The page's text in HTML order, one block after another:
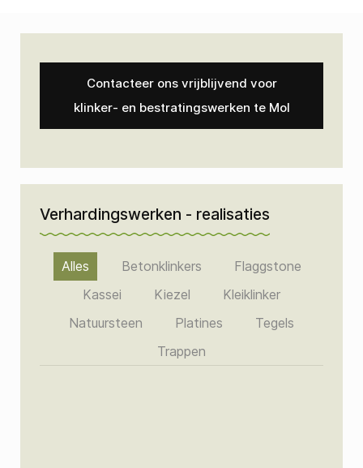
Contacteer ons vrijblijvend voor
klinker- en bestratingswerken te Mol
Verhardingswerken - realisaties
Alles Betonklinkers
Flaggstone
Kassei
Kiezel
Kleiklinker
Natuursteen
Platines
Tegels
Trappen